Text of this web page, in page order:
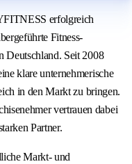
erfolgreich
Fitness-
Deutschland. Seit 2008
klare unternehmerische
in den Markt zu bringen.
vertrauen dabei
Partner.
Markt- und